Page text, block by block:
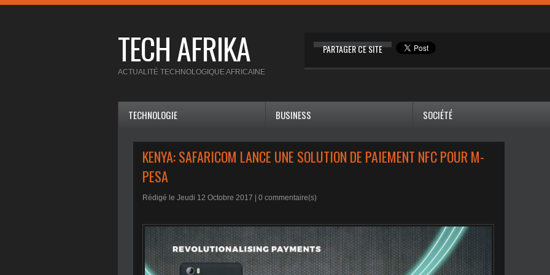
TECH AFRIKA PARTAGER CE SITE
ACTUALITÉ TECHNOLOGIQUE AFRICAINE
TECHNOLOGIE BUSINESS SOCIÉTÉ
KENYA: SAFARICOM LANCE UNE SOLUTION DE PAIEMENT NFC POUR M-
PESA
Rédigé le Jeudi 12 Octobre 2017 | 0 commentaire(s)